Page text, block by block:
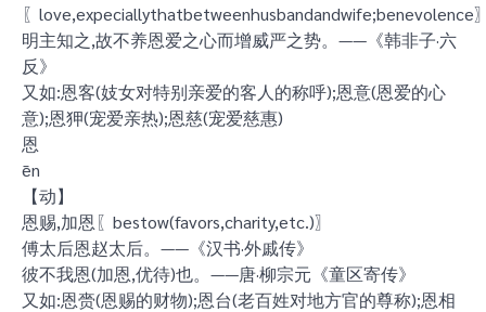
〖love,expeciallythatbetweenhusbandandwife;benevolence
明主知之,故不养恩爱之心而增威严之势。——《韩非子·六
反》
又如:恩客(妓女对特别亲爱的客人的称呼);恩意(恩爱的心
意);恩狎(宠爱亲热);恩慈(宠爱慈惠)
恩
ēn
【动】
恩赐,加恩〖bestow(favors,charity,etc.)〗
傅太后恩赵太后。——《汉书·外戚传》
彼不我恩(加恩,优待)也。——唐·柳宗元《童区寄传》
又如:恩赍(恩赐的财物);恩台(老百姓对地方官的尊称);恩相